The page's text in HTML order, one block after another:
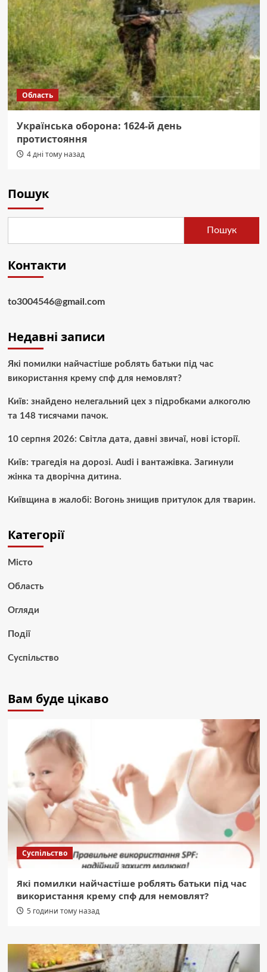
Область
Українська оборона: 1624-й день
протистояння
4 дні тому назад
Пошук
Пошук
Контакти
to3004546@gmail.com
Недавні записи
Які помилки найчастіше роблять батьки під час
використання крему спф для немовлят?
Київ: знайдено нелегальний цех з підробками алкоголю
та 148 тисячами пачок.
10 серпня 2026: Світла дата, давні звичаї, нові історії.
Київ: трагедія на дорозі. Audi і вантажівка. Загинули
жінка та дворічна дитина.
Київщина в жалобі: Вогонь знищив притулок для тварин.
Категорії
Місто
Область
Огляди
Події
Суспільство
Вам буде цікаво
Суспільство
Які помилки найчастіше роблять батьки під час
використання крему спф для немовлят?
5 години тому назад